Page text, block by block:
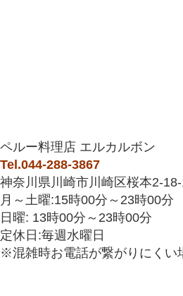
ペルー料理店 エルカルボン
Tel.044-288-3867
神奈川県川崎市川崎区桜本2-
月～土曜:15時00分～23時00分
日曜: 13時00分～23時00分
定休日:毎週水曜日
※混雑時お電話が繋がりにくい